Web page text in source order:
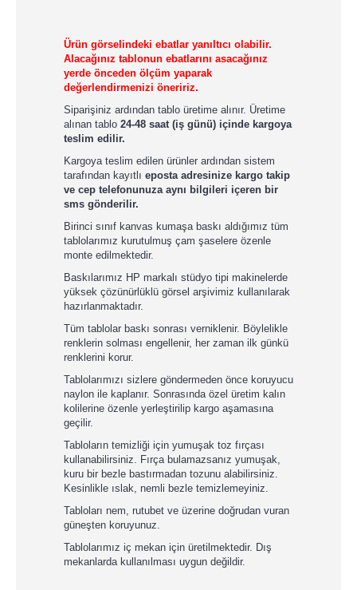
Ürün görselindeki ebatlar yanıltıcı olabilir.
Alacağınız tablonun ebatlarını asacağınız
yerde önceden ölçüm yaparak
değerlendirmenizi öneririz.
Siparişiniz ardından tablo üretime alınır. Üretime
alınan tablo 24-48 saat (iş günü) içinde kargoya
teslim edilir.
Kargoya teslim edilen ürünler ardından sistem
tarafından kayıtlı eposta adresinize kargo takip
ve cep telefonunuza aynı bilgileri içeren bir
sms gönderilir.
Birinci sınıf kanvas kumaşa baskı aldığımız tüm
tablolarımız kurutulmuş çam şaselere özenle
monte edilmektedir.
Baskılarımız HP markalı stüdyo tipi makinelerde
yüksek çözünürlüklü görsel arşivimiz kullanılarak
hazırlanmaktadır.
Tüm tablolar baskı sonrası verniklenir. Böylelikle
renklerin solması engellenir, her zaman ilk günkü
renklerini korur.
Tablolarımızı sizlere göndermeden önce koruyucu
naylon ile kaplanır. Sonrasında özel üretim kalın
kolilerine özenle yerleştirilip kargo aşamasına
geçilir.
Tabloların temizliği için yumuşak toz fırçası
kullanabilirsiniz. Fırça bulamazsanız yumuşak,
kuru bir bezle bastırmadan tozunu alabilirsiniz.
Kesinlikle ıslak, nemli bezle temizlemeyiniz.
Tabloları nem, rutubet ve üzerine doğrudan vuran
güneşten koruyunuz.
Tablolarımız iç mekan için üretilmektedir. Dış
mekanlarda kullanılması uygun değildir.